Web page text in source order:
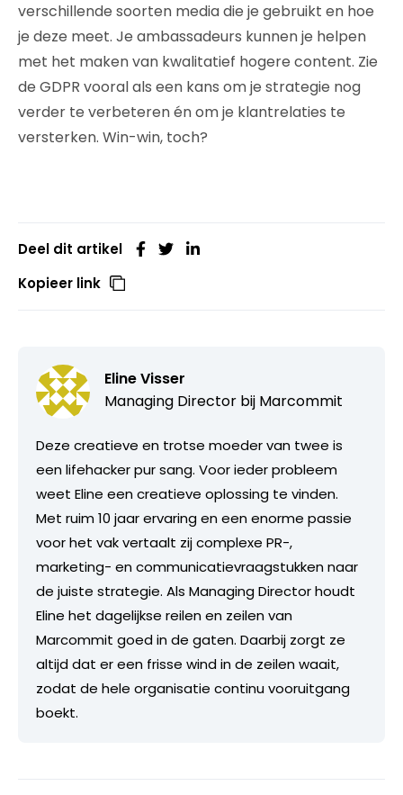
verschillende soorten media die je gebruikt en hoe
je deze meet. Je ambassadeurs kunnen je helpen
met het maken van kwalitatief hogere content. Zie
de GDPR vooral als een kans om je strategie nog
verder te verbeteren én om je klantrelaties te
versterken. Win-win, toch?
Deel dit artikel
Kopieer link
Eline Visser
Managing Director bij Marcommit
Deze creatieve en trotse moeder van twee is
een lifehacker pur sang. Voor ieder probleem
weet Eline een creatieve oplossing te vinden.
Met ruim 10 jaar ervaring en een enorme passie
voor het vak vertaalt zij complexe PR-,
marketing- en communicatievraagstukken naar
de juiste strategie. Als Managing Director houdt
Eline het dagelijkse reilen en zeilen van
Marcommit goed in de gaten. Daarbij zorgt ze
altijd dat er een frisse wind in de zeilen waait,
zodat de hele organisatie continu vooruitgang
boekt.